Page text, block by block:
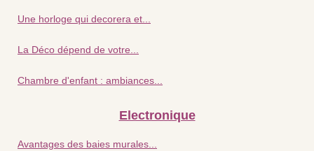
Une horloge qui decorera et...
La Déco dépend de votre...
Chambre d'enfant : ambiances...
Electronique
Avantages des baies murales...